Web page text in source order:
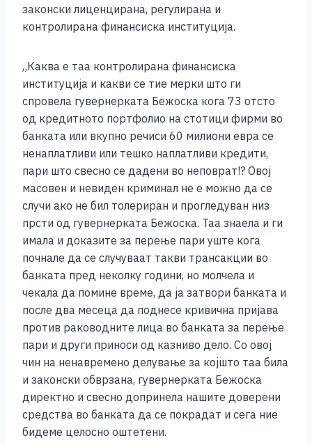
законски лиценцирана, регулирана и
контролирана финансиска институција.
„Каква е таа контролирана финансиска
институција и какви се тие мерки што ги
спровела гувернерката Бежоска кога 73 отсто
од кредитното портфолио на стотици фирми во
банката или вкупно речиси 60 милиони евра се
ненаплатливи или тешко наплатливи кредити,
пари што свесно се дадени во неповрат!? Овој
масовен и невиден криминал не е можно да се
случи ако не бил толериран и прогледуван низ
прсти од гувернерката Бежоска. Таа знаела и ги
имала и доказите за перење пари уште кога
почнале да се случуваат такви трансакции во
банката пред неколку години, но молчела и
чекала да помине време, да ја затвори банката и
после два месеца да поднесе кривична пријава
против раководните лица во банката за перење
пари и други приноси од казниво дело. Со овој
чин на ненавремено делување за којшто таа била
и законски обврзана, гувернерката Бежоска
директно и свесно допринела нашите доверени
средства во банката да се покрадат и сега ние
бидеме целосно оштетени.